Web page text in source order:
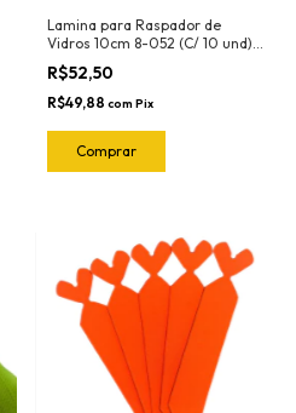
Lamina para Raspador de
Vidros 10cm 8-052 (C/ 10 und)
Exfak (Para o Raspador 15-056
Exfak)
R$52,50
R$49,88 com Pix